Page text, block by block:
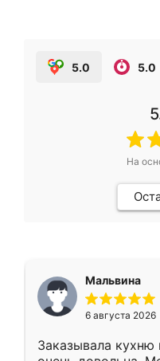
5.0 5.0
На
Мальвина
6 августа 2026
Заказывала кухню